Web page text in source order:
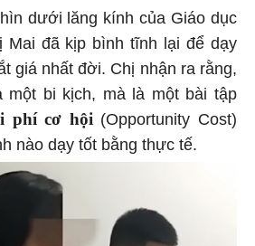
dưới lăng kính của Giáo dục
Mai đã kịp bình tĩnh lại để dạy
giá nhất đời. Chị nhận ra rằng,
một bi kịch, mà là một bài tập
phí cơ hội (Opportunity Cost)
nào dạy tốt bằng thực tế.